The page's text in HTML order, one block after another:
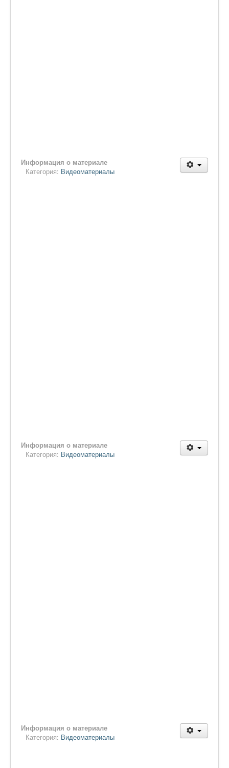
Информация о материале
Категория: Видеоматериалы
Информация о материале
Категория: Видеоматериалы
Информация о материале
Категория: Видеоматериалы